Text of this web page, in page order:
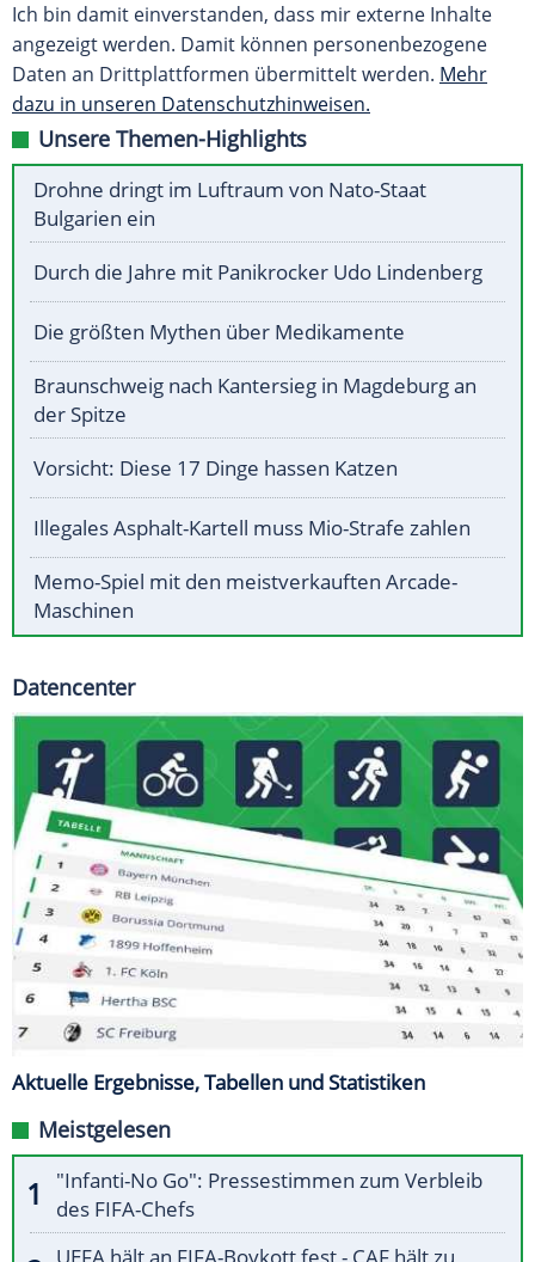
Ich bin damit einverstanden, dass mir externe Inhalte
angezeigt werden. Damit können personenbezogene
Daten an Drittplattformen übermittelt werden. Mehr
dazu in unseren Datenschutzhinweisen.
Unsere Themen-Highlights
Drohne dringt im Luftraum von Nato-Staat
Bulgarien ein
Durch die Jahre mit Panikrocker Udo Lindenberg
Die größten Mythen über Medikamente
Braunschweig nach Kantersieg in Magdeburg an
der Spitze
Vorsicht: Diese 17 Dinge hassen Katzen
Illegales Asphalt-Kartell muss Mio-Strafe zahlen
Memo-Spiel mit den meistverkauften Arcade-
Maschinen
Datencenter
Aktuelle Ergebnisse, Tabellen und Statistiken
Meistgelesen
"Infanti-No Go": Pressestimmen zum Verbleib
des FIFA-Chefs